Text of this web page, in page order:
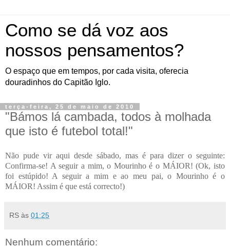
Como se dá voz aos
nossos pensamentos?
O espaço que em tempos, por cada visita, oferecia
douradinhos do Capitão Iglo.
terça-feira, 25 de maio de 2010
"Bámos lá cambada, todos à molhada
que isto é futebol total!"
Não pude vir aqui desde sábado, mas é para dizer o seguinte:
Confirma-se! A seguir a mim, o Mourinho é o MÁIOR! (Ok, isto
foi estúpido! A seguir a mim e ao meu pai, o Mourinho é o
MÁIOR! Assim é que está correcto!)
RS às 01:25
Nenhum comentário: